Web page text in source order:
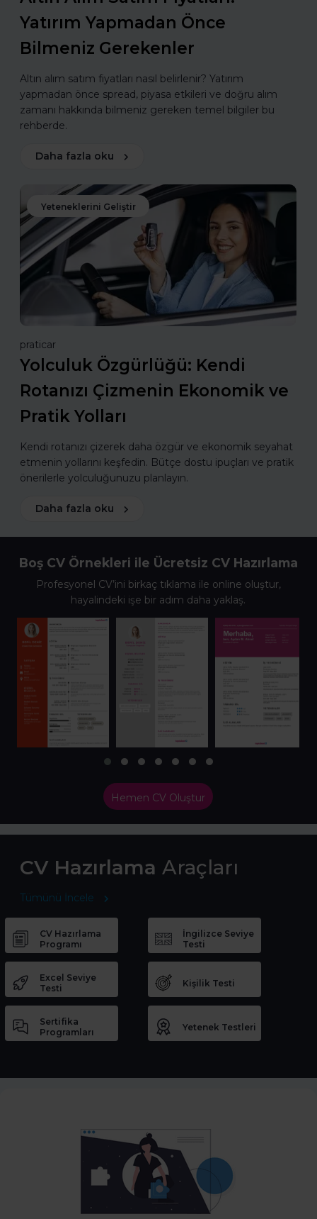
Yatırım Yapmadan Önce
Bilmeniz Gerekenler
Altın alım satım fiyatları nasıl belirlenir? Yatırım
yapmadan önce spread, piyasa etkileri ve doğru alım
zamanı hakkında bilmeniz gereken temel bilgiler bu
rehberde.
Daha fazla oku
Yeteneklerini Geliştir
praticar
Yolculuk Özgürlüğü: Kendi
Rotanızı Çizmenin Ekonomik ve
Pratik Yolları
Kendi rotanızı çizerek daha özgür ve ekonomik seyahat
etmenin yollarını keşfedin. Bütçe dostu ipuçları ve pratik
önerilerle yolculuğunuzu planlayın.
Daha fazla oku
Boş CV Örnekleri ile Ücretsiz CV Hazırlama
Profesyonel CV’ini birkaç tıklama ile online oluştur,
hayalindeki işe bir adım daha yaklaş.
Hemen CV Oluştur
CV Hazırlama Araçları
Tümünü İncele
CV Hazırlama
Programı
İngilizce Seviye
Testi
Excel Seviye
Testi
Kişilik Testi
Sertifika
Programları
Yetenek Testleri